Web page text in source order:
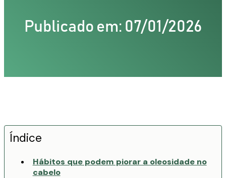
Publicado em: 07/01/2026
Índice
Hábitos que podem piorar a oleosidade no
cabelo